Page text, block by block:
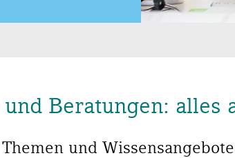
Beratungen: alles
und